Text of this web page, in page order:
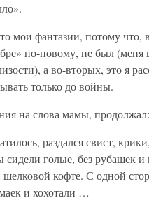
мои фантазии, потому что,
по-новому, не был (меня
а во-вторых, это я
только до войны.
на слова мамы, продолжал:
раздался свист,
голые, без рубашек
кофте. С одной
и хохотали …